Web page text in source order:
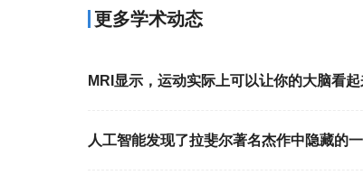
更多学术动态
MRI显示，运动实际上可以让你的大脑看
人工智能发现了拉斐尔著名杰作中隐藏的